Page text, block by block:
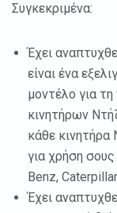
Συγκεκριμένα:
Έχει
είναι ένα
μοντέλο για
κινητήρων
κάθε κινητήρα
για χρήση
Benz,
Έχει